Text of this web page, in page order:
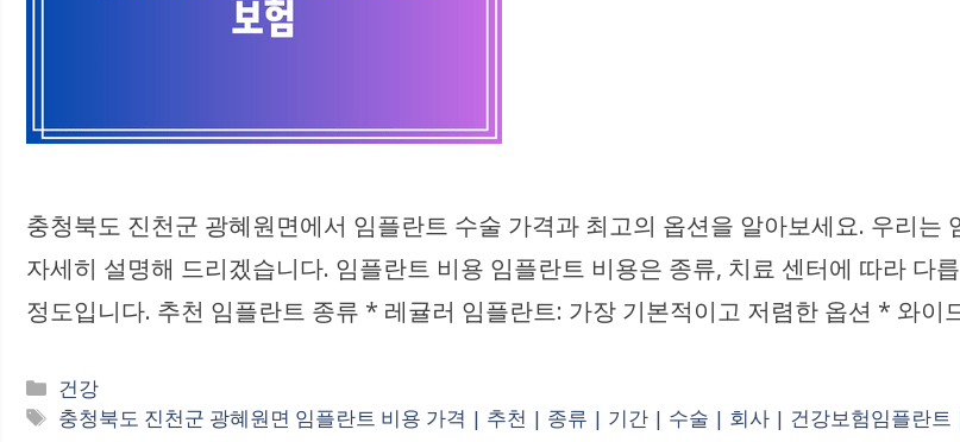
충청북도 진천군 광혜원면에서 임플란트 수술 가격과 최고의 옵션을 알아보세요. 우리는
자세히 설명해 드리겠습니다. 임플란트 비용 임플란트 비용은 종류, 치료 센터에 따라 다
정도입니다. 추천 임플란트 종류 * 레귤러 임플란트: 가장 기본적이고 저렴한 옵션 * 와
카
테
건강
태
충청북도 진천군 광혜원면 임플란트 비용 가격 | 추천 | 종류 | 기간 | 수술 | 회사 | 건강보험임플란트